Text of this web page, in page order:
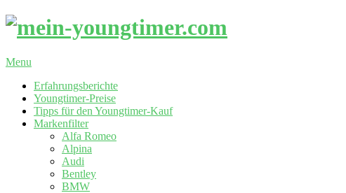
Skip
mein-
youngtimer.com
Primary
Menu
Menu
Erfahrungsberichte
Youngtimer-Preise
Tipps für den Youngtimer-Kauf
Markenfilter
Alfa Romeo
Alpina
Audi
Bentley
BMW